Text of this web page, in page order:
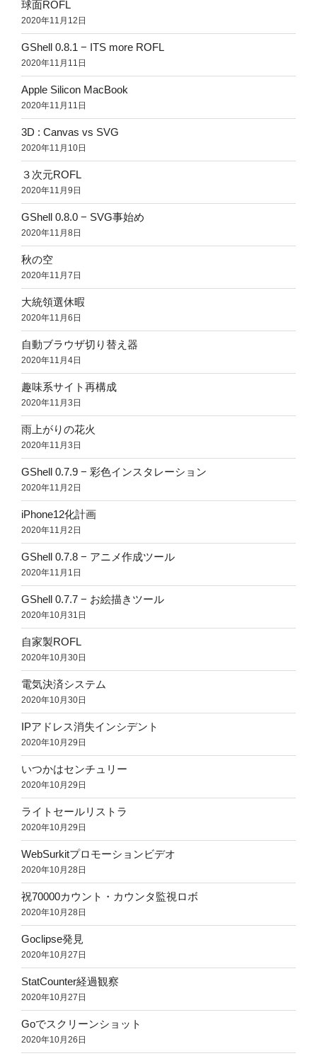
球面ROFL
2020年11月12日
GShell 0.8.1 − ITS more ROFL
2020年11月11日
Apple Silicon MacBook
2020年11月11日
3D : Canvas vs SVG
2020年11月10日
３次元ROFL
2020年11月9日
GShell 0.8.0 − SVG事始め
2020年11月8日
秋の空
2020年11月7日
大統領選休暇
2020年11月6日
自動ブラウザ切り替え器
2020年11月4日
趣味系サイト再構成
2020年11月3日
雨上がりの花火
2020年11月3日
GShell 0.7.9 − 彩色インスタレーション
2020年11月2日
iPhone12化計画
2020年11月2日
GShell 0.7.8 − アニメ作成ツール
2020年11月1日
GShell 0.7.7 − お絵描きツール
2020年10月31日
自家製ROFL
2020年10月30日
電気決済システム
2020年10月30日
IPアドレス消失インシデント
2020年10月29日
いつかはセンチュリー
2020年10月29日
ライトセールリストラ
2020年10月29日
WebSurkitプロモーションビデオ
2020年10月28日
祝70000カウント・カウンタ監視ロボ
2020年10月28日
Goclipse発見
2020年10月27日
StatCounter経過観察
2020年10月27日
Goでスクリーンショット
2020年10月26日